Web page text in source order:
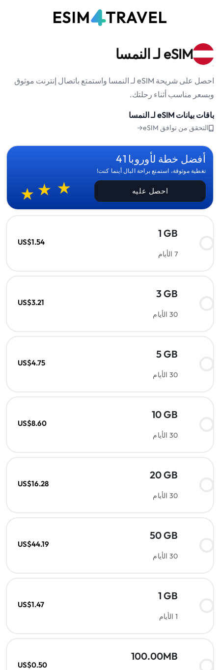
eSIM لـ النمسا
احصل على شريحة eSIM لـ النمسا واستمتع باتصال إنترنت موثوق
وبسعر مناسب أثناء رحلتك.
باقات بيانات eSIM لـ النمسا
التحقق من توافق eSIM→
أفضل خطة لأوروبا 41
تغطية موثوقة، استمتع براحة البال أينما كنت!
احصل عليه
1 GB
7 الأيام
US$1.54
3 GB
30 الأيام
US$3.21
5 GB
30 الأيام
US$4.75
10 GB
30 الأيام
US$8.60
20 GB
30 الأيام
US$16.28
50 GB
30 الأيام
US$44.19
1 GB
1 الأيام
US$1.47
100.00MB
US$0.50